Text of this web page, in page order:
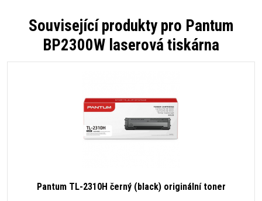
Související produkty pro Pantum
BP2300W laserová tiskárna
Pantum TL-2310H černý (black) originální toner